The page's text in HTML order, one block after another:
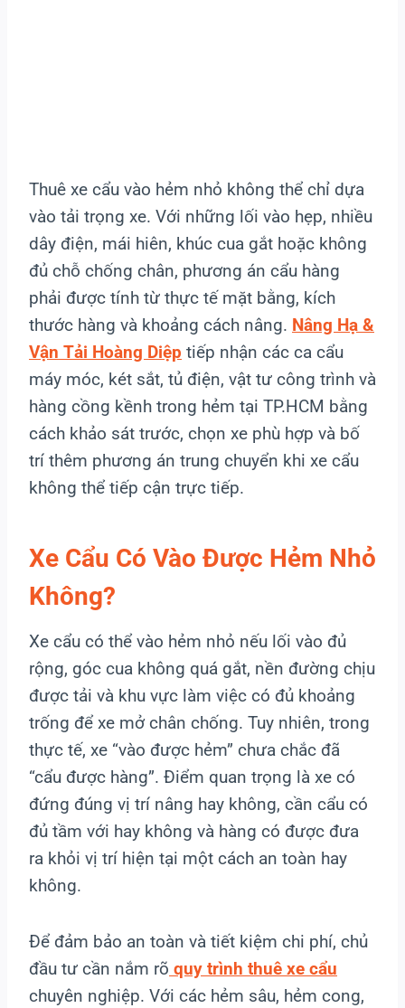
Thuê xe cẩu vào hẻm nhỏ không thể chỉ dựa
vào tải trọng xe. Với những lối vào hẹp, nhiều
dây điện, mái hiên, khúc cua gắt hoặc không
đủ chỗ chống chân, phương án cẩu hàng
phải được tính từ thực tế mặt bằng, kích
thước hàng và khoảng cách nâng. Nâng Hạ &
Vận Tải Hoàng Diệp tiếp nhận các ca cẩu
máy móc, két sắt, tủ điện, vật tư công trình và
hàng cồng kềnh trong hẻm tại TP.HCM bằng
cách khảo sát trước, chọn xe phù hợp và bố
trí thêm phương án trung chuyển khi xe cẩu
không thể tiếp cận trực tiếp.
Xe Cẩu Có Vào Được Hẻm Nhỏ
Không?
Xe cẩu có thể vào hẻm nhỏ nếu lối vào đủ
rộng, góc cua không quá gắt, nền đường chịu
được tải và khu vực làm việc có đủ khoảng
trống để xe mở chân chống. Tuy nhiên, trong
thực tế, xe “vào được hẻm” chưa chắc đã
“cẩu được hàng”. Điểm quan trọng là xe có
đứng đúng vị trí nâng hay không, cần cẩu có
đủ tầm với hay không và hàng có được đưa
ra khỏi vị trí hiện tại một cách an toàn hay
không.
Để đảm bảo an toàn và tiết kiệm chi phí, chủ
đầu tư cần nắm rõ quy trình thuê xe cẩu
chuyên nghiệp. Với các hẻm sâu, hẻm cong,